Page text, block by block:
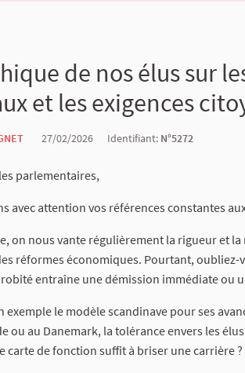
de nos élus sur
et les exigences
27/02/2026 Identifiant: N°5272
parlementaires,
avec attention vos références constantes
on nous vante régulièrement la rigueur et
réformes économiques. Pourtant, oubliez-
entraîne une démission immédiate ou
exemple le modèle scandinave pour ses
ou au Danemark, la tolérance envers les
carte de fonction suffit à briser une carrière ?